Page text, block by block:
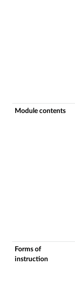
Module contents
Forms of
instruction